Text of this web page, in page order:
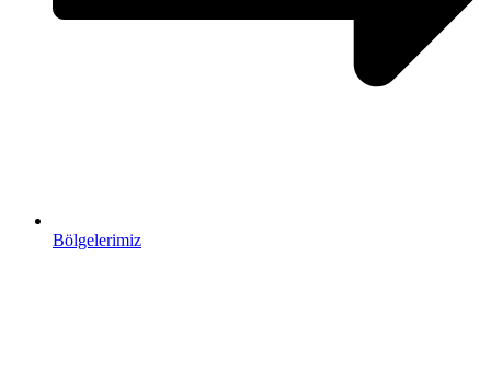
Bölgelerimiz